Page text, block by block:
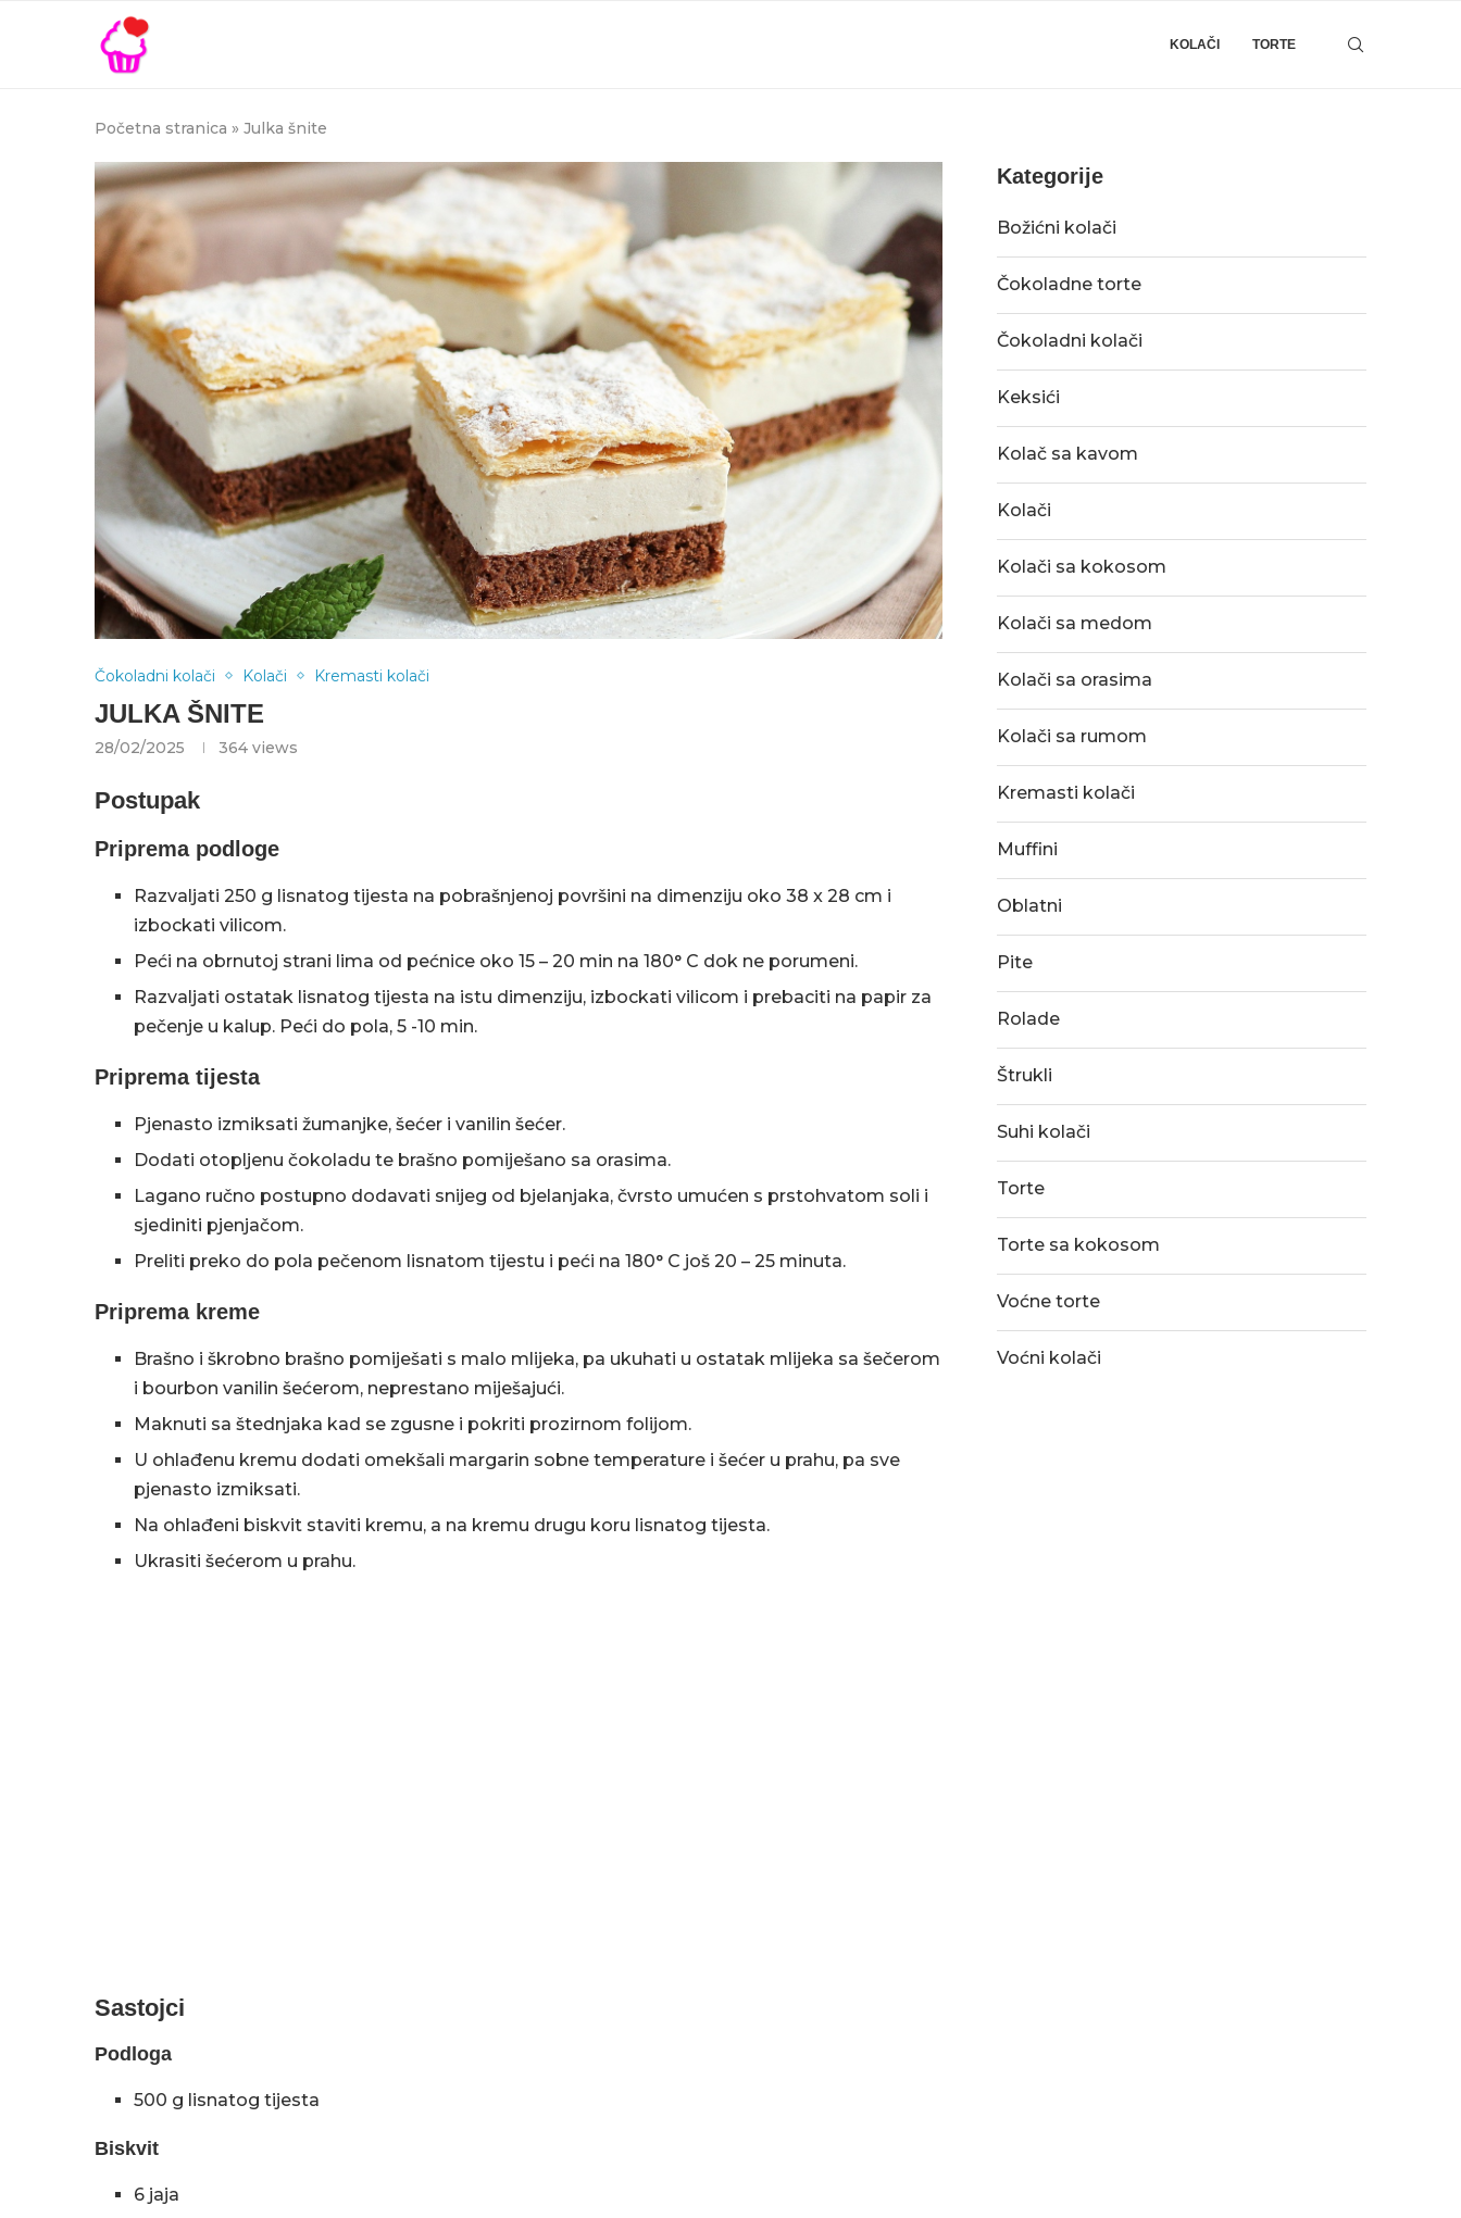
KOLAČI TORTE
Početna stranica » Julka šnite
Čokoladni kolači Kolači Kremasti kolači
JULKA ŠNITE
28/02/2025 364 views
Postupak
Priprema podloge
Razvaljati 250 g lisnatog tijesta na pobrašnjenoj površini na dimenziju oko 38 x 28 cm i
izbockati vilicom.
Peći na obrnutoj strani lima od pećnice oko 15 – 20 min na 180° C dok ne porumeni.
Razvaljati ostatak lisnatog tijesta na istu dimenziju, izbockati vilicom i prebaciti na papir za
pečenje u kalup. Peći do pola, 5 -10 min.
Priprema tijesta
Pjenasto izmiksati žumanjke, šećer i vanilin šećer.
Dodati otopljenu čokoladu te brašno pomiješano sa orasima.
Lagano ručno postupno dodavati snijeg od bjelanjaka, čvrsto umućen s prstohvatom soli i
sjediniti pjenjačom.
Preliti preko do pola pečenom lisnatom tijestu i peći na 180° C još 20 – 25 minuta.
Priprema kreme
Brašno i škrobno brašno pomiješati s malo mlijeka, pa ukuhati u ostatak mlijeka sa šečerom
i bourbon vanilin šećerom, neprestano miješajući.
Maknuti sa štednjaka kad se zgusne i pokriti prozirnom folijom.
U ohlađenu kremu dodati omekšali margarin sobne temperature i šećer u prahu, pa sve
pjenasto izmiksati.
Na ohlađeni biskvit staviti kremu, a na kremu drugu koru lisnatog tijesta.
Ukrasiti šećerom u prahu.
Sastojci
Podloga
500 g lisnatog tijesta
Biskvit
6 jaja
Kategorije
Božićni kolači
Čokoladne torte
Čokoladni kolači
Keksići
Kolač sa kavom
Kolači
Kolači sa kokosom
Kolači sa medom
Kolači sa orasima
Kolači sa rumom
Kremasti kolači
Muffini
Oblatni
Pite
Rolade
Štrukli
Suhi kolači
Torte
Torte sa kokosom
Voćne torte
Voćni kolači